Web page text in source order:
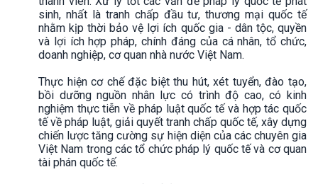
sinh, nhất là tranh chấp đầu tư, thương mại quốc tế
nhằm kịp thời bảo vệ lợi ích quốc gia - dân tộc, quyền
và lợi ích hợp pháp, chính đáng của cá nhân, tổ chức,
doanh nghiệp, cơ quan nhà nước Việt Nam.
Thực hiện cơ chế đặc biệt thu hút, xét tuyển, đào tạo,
bồi dưỡng nguồn nhân lực có trình độ cao, có kinh
nghiệm thực tiễn về pháp luật quốc tế và hợp tác quốc
tế về pháp luật, giải quyết tranh chấp quốc tế, xây dựng
chiến lược tăng cường sự hiện diện của các chuyên gia
Việt Nam trong các tổ chức pháp lý quốc tế và cơ quan
tài phán quốc tế.